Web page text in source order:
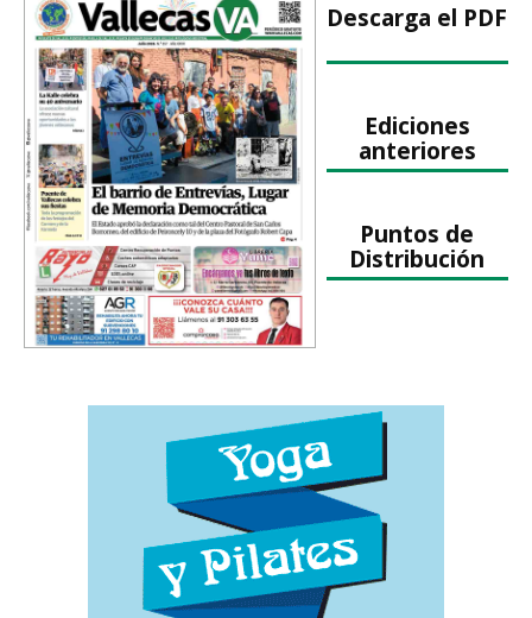
Descarga el PDF
Ediciones
anteriores
Puntos de
Distribución